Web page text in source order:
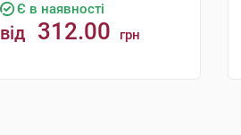
Є в наявності
від 312.00 грн